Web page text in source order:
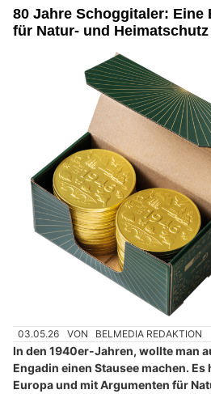
80 Jahre Schoggitaler:
für Natur- und Heimatschutz
03.05.26 VON BELMEDIA REDAKTION
In den 1940er-Jahren, wollte man
Engadin einen Stausee machen.
Europa und mit Argumenten für